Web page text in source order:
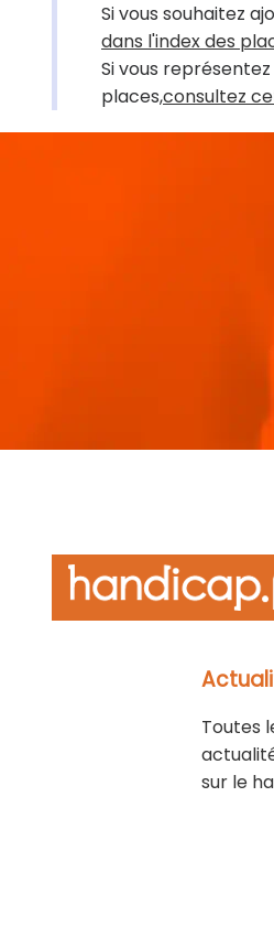
Si vous souhaitez
dans l'index des
Si vous
places,consultez
Toutes
sur le